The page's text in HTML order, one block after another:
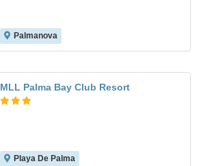
Palmanova
MLL Palma Bay Club Resort
Playa De Palma